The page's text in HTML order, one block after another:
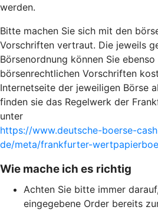
werden.
Bitte machen Sie sich mit den
Vorschriften vertraut. Die jeweils
Börsenordnung können Sie
börsenrechtlichen Vorschriften
Internetseite der jeweiligen Börse
finden sie das Regelwerk der
unter
https://www.deutsche-boerse-
de/meta/frankfurter-
Wie mache ich es richtig
Achten Sie bitte immer
eingegebene Order bereits